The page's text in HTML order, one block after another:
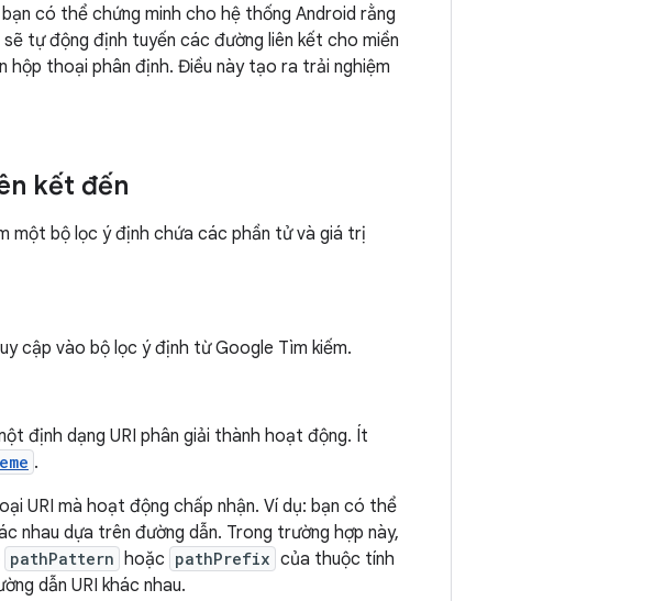
có thể chứng minh cho hệ thống Android rằng
tự động định tuyến các đường liên kết cho miền
thoại phân định. Điều này tạo ra trải nghiệm
kết đến
một bộ lọc ý định chứa các phần tử và giá trị
cập vào bộ lọc ý định từ Google Tìm kiếm.
định dạng URI phân giải thành hoạt động. Ít
.
URI mà hoạt động chấp nhận. Ví dụ: bạn có thể
nhau dựa trên đường dẫn. Trong trường hợp này,
pathPattern hoặc pathPrefix của thuộc tính
dẫn URI khác nhau.